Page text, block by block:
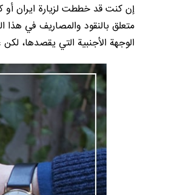
إن كنت قد خططت لزيارة ايران
متعلق بالنقود والمصاريف في هذا
الوجهة الأجنبية التي يقصدها، لكن